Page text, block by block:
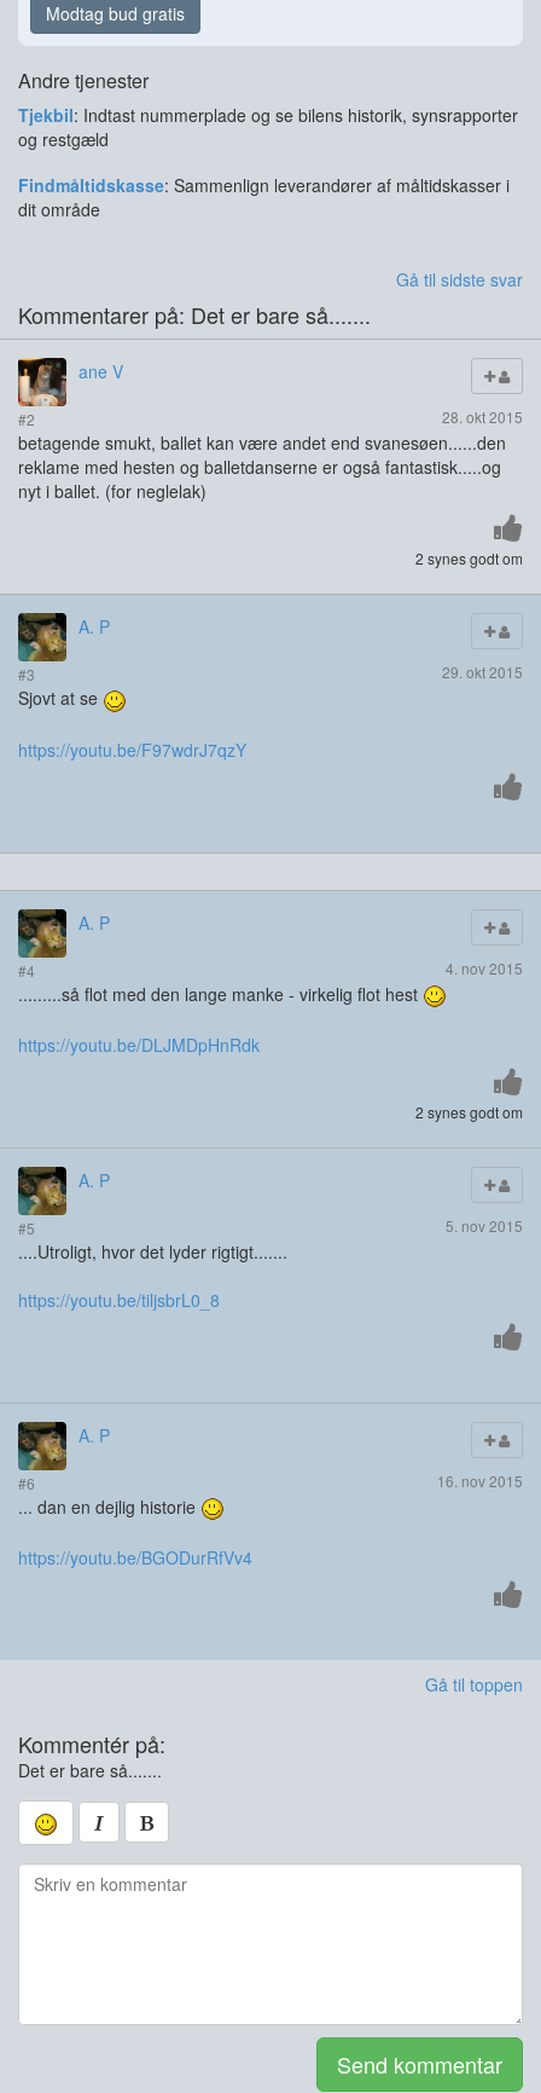
Modtag bud gratis
Andre tjenester
Tjekbil: Indtast nummerplade og se bilens historik, synsrapporter
og restgæld
Findmåltidskasse: Sammenlign leverandører af måltidskasser i
dit område
Gå til sidste svar
Kommentarer på: Det er bare så.......
ane V
#2 28. okt 2015
betagende smukt, ballet kan være andet end svanesøen......den
reklame med hesten og balletdanserne er også fantastisk.....og
nyt i ballet. (for neglelak)
2 synes godt om
A. P
#3 29. okt 2015
Sjovt at se
https://youtu.be/F97wdrJ7qzY
A. P
#4 4. nov 2015
.........så flot med den lange manke - virkelig flot hest
https://youtu.be/DLJMDpHnRdk
2 synes godt om
A. P
#5 5. nov 2015
....Utroligt, hvor det lyder rigtigt.......
https://youtu.be/tiljsbrL0_8
A. P
#6 16. nov 2015
... dan en dejlig historie
https://youtu.be/BGODurRfVv4
Gå til toppen
Kommentér på:
Det er bare så.......
Send kommentar